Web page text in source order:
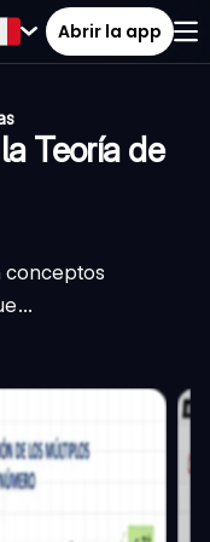
Abrir la app
Teoría de
conceptos